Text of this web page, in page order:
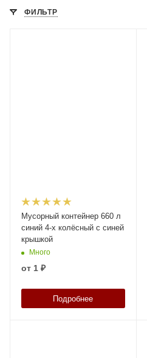
ФИЛЬТР
Мусорный контейнер 660 л
синий 4-х колёсный с синей
крышкой
Много
от 1 ₽
Подробнее